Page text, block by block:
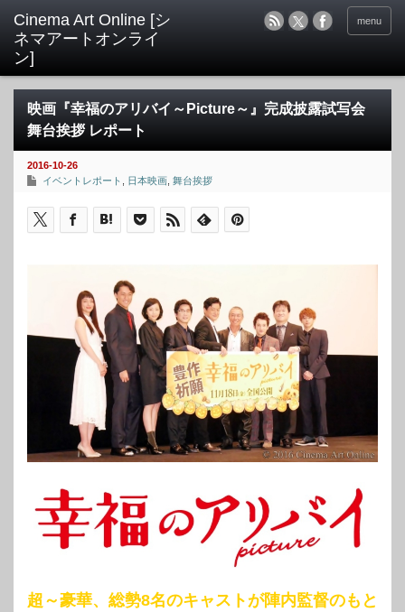
menu
映画『幸福のアリバイ～Picture～』完成披露試写会
舞台挨拶 レポート
2016-10-26
イベントレポート
日本映画 舞台挨拶
超～豪華、総勢8名のキャストが陣内監督のもと